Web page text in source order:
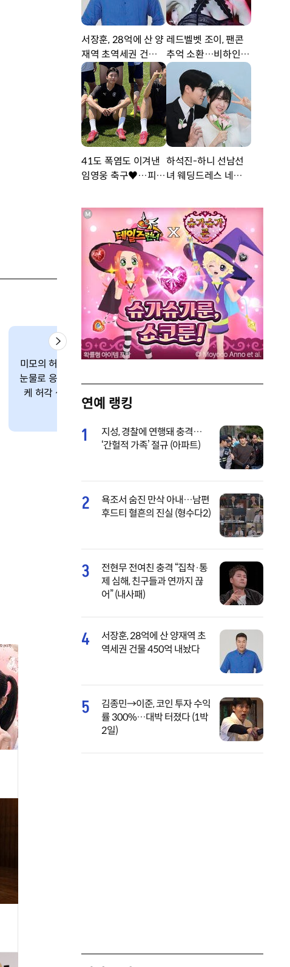
미모의 허공 여친,
눈물로 응원 ‘슈스
케 허각 생각나’
도대윤-김도현, 여
즈 ‘여자보다 예
‘울랄라세션’ 임
뽀 당해…상대
서장훈, 28억에 산 양
재역 초역세권 건물 4
50억에 내놨다
레드벨벳 조이, 팬콘
추억 소환…비하인드
공개 [DA★]
41도 폭염도 이겨낸
임영웅 축구♥…피지
하석진-하니 선남선
녀 웨딩드레스 네컷사
★]
연예 랭킹
1
지성, 경찰에 연행돼 충격…
‘간헐적 가족’ 절규 (아파트)
2
욕조서 숨진 만삭 아내…남편
후드티 혈흔의 진실 (형수다2)
3
전현무 전여친 충격 “집착·통
제 심해, 친구들과 연까지 끊
어” (내사패)
4
서장훈, 28억에 산 양재역 초
역세권 건물 450억 내놨다
5
김종민→이준, 코인 투자 수익
률 300%…대박 터졌다 (1박
2일)